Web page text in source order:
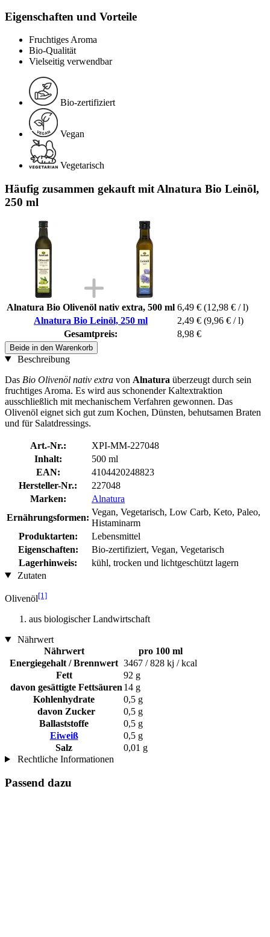
Eigenschaften und Vorteile
Fruchtiges Aroma
Bio-Qualität
Vielseitig verwendbar
Bio-zertifiziert
Vegan
Vegetarisch
Häufig zusammen gekauft mit Alnatura Bio Leinöl,
250 ml
Alnatura Bio Olivenöl nativ extra, 500 ml 6,49 € (12,98 € / l)
Alnatura Bio Leinöl, 250 ml
2,49 € (9,96 € / l)
Gesamtpreis:
8,98 €
Beide in den Warenkorb
Beschreibung
Das Bio Olivenöl nativ extra von Alnatura überzeugt durch sein
fruchtiges Aroma. Es wird aus schonender Kaltextraktion
ausschließlich mit mechanischem Verfahren gewonnen. Das
Olivenöl eignet sich gut zum Kochen, Dünsten, behutsamen Braten
und für Salatdressings.
Art.-Nr.:
XPI-MM-227048
Inhalt:
500 ml
EAN:
4104420248823
Hersteller-Nr.:
227048
Marken:
Alnatura
Ernährungsformen:
Vegan, Vegetarisch, Low Carb, Keto, Paleo,
Histaminarm
Produktarten:
Lebensmittel
Eigenschaften:
Bio-zertifiziert, Vegan, Vegetarisch
Lagerhinweis:
kühl, trocken und lichtgeschützt lagern
Zutaten
Olivenöl[1]
aus biologischer Landwirtschaft
Nährwert
Nährwert
pro 100 ml
Energiegehalt / Brennwert 3467 / 828 kj / kcal
Fett
92 g
davon gesättigte Fettsäuren 14 g
Kohlenhydrate
0,5 g
davon Zucker
0,5 g
Ballaststoffe
0,5 g
Eiweiß
0,5 g
Salz
0,01 g
Rechtliche Informationen
Passend dazu